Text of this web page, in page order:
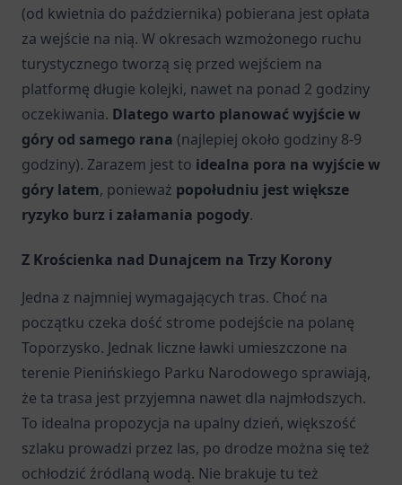
(od kwietnia do października) pobierana jest opłata
za wejście na nią. W okresach wzmożonego ruchu
turystycznego tworzą się przed wejściem na
platformę długie kolejki, nawet na ponad 2 godziny
oczekiwania. Dlatego warto planować wyjście w
góry od samego rana (najlepiej około godziny 8-9
godziny). Zarazem jest to idealna pora na wyjście w
góry latem, ponieważ popołudniu jest większe
ryzyko burz i załamania pogody.
Z Krościenka nad Dunajcem na Trzy Korony
Jedna z najmniej wymagających tras. Choć na
początku czeka dość strome podejście na polanę
Toporzysko. Jednak liczne ławki umieszczone na
terenie Pienińskiego Parku Narodowego sprawiają,
że ta trasa jest przyjemna nawet dla najmłodszych.
To idealna propozycja na upalny dzień, większość
szlaku prowadzi przez las, po drodze można się też
ochłodzić źródlaną wodą. Nie brakuje tu też